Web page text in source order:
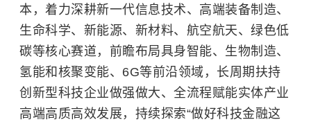
本，着力深耕新一代信息技术、高端装备制造、
生命科学、新能源、新材料、航空航天、绿色低
碳等核心赛道，前瞻布局具身智能、生物制造、
氢能和核聚变能、6G等前沿领域，长周期扶持
创新型科技企业做强做大、全流程赋能实体产业
高端高质高效发展，持续探索“做好科技金融这